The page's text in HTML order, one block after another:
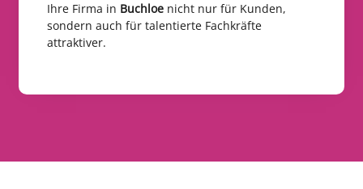
Ihre Firma in Buchloe nicht nur für Kunden,
sondern auch für talentierte Fachkräfte
attraktiver.